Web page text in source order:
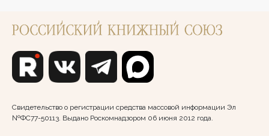
Свидетельство о регистрации средства массовой информации Эл
№ФС77-50113. Выдано Роскомнадзором 06 июня 2012 года.